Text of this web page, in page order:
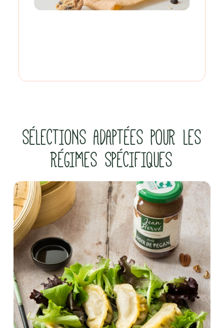
SÉLECTIONS ADAPTÉES POUR LES
RÉGIMES SPÉCIFIQUES